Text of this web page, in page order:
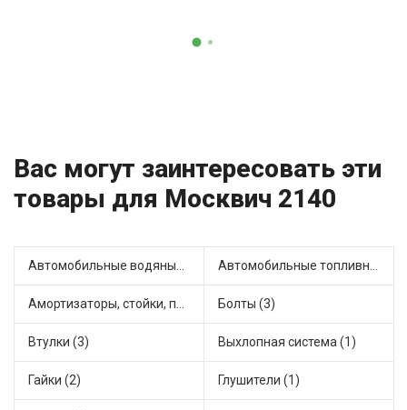
Вас могут заинтересовать эти
товары для Москвич 2140
Автомобильные водяные насосы (2) Автомобильные топливные насосы (3)
Амортизаторы, стойки, подушки стоек (7) Болты (3)
Втулки (3) Выхлопная система (1)
Гайки (2) Глушители (1)